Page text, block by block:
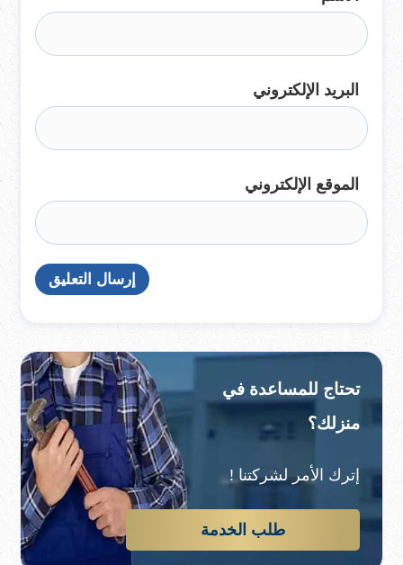
البريد الإلكتروني
الموقع الإلكتروني
تحتاج للمساعدة في
منزلك؟
إترك الأمر لشركتنا !
طلب الخدمة